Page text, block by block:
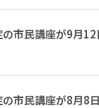
市民講座が9月12
市民講座が8月8